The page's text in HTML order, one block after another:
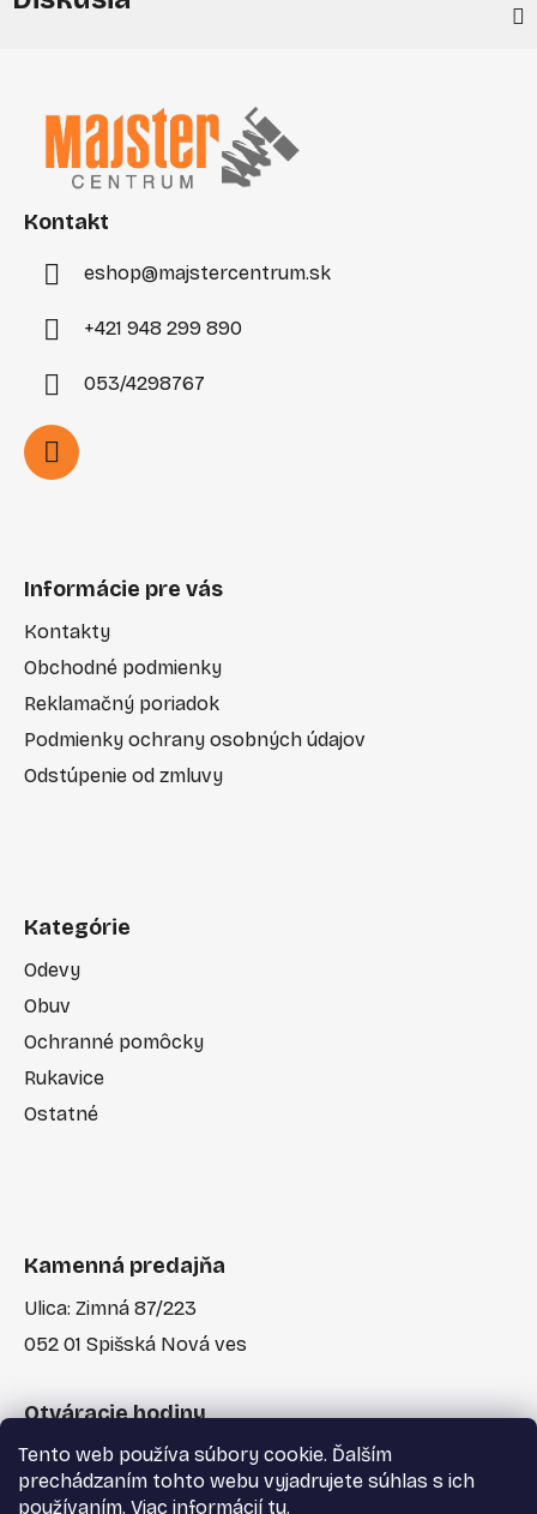
Tento web používa súbory cookie. Ďalším
prechádzaním tohto webu vyjadrujete súhlas s ich
používaním. Viac informácií tu.
Kontakt
eshop@majstercentrum.sk
+421 948 299 890
053/4298767
Informácie pre vás
Kontakty
Obchodné podmienky
Reklamačný poriadok
Podmienky ochrany osobných údajov
Odstúpenie od zmluvy
Kategórie
Odevy
Obuv
Ochranné pomôcky
Rukavice
Ostatné
Kamenná predajňa
Ulica: Zimná 87/223
052 01 Spišská Nová ves
Otváracie hodiny
Po-Pia: 7:30 - 17:00